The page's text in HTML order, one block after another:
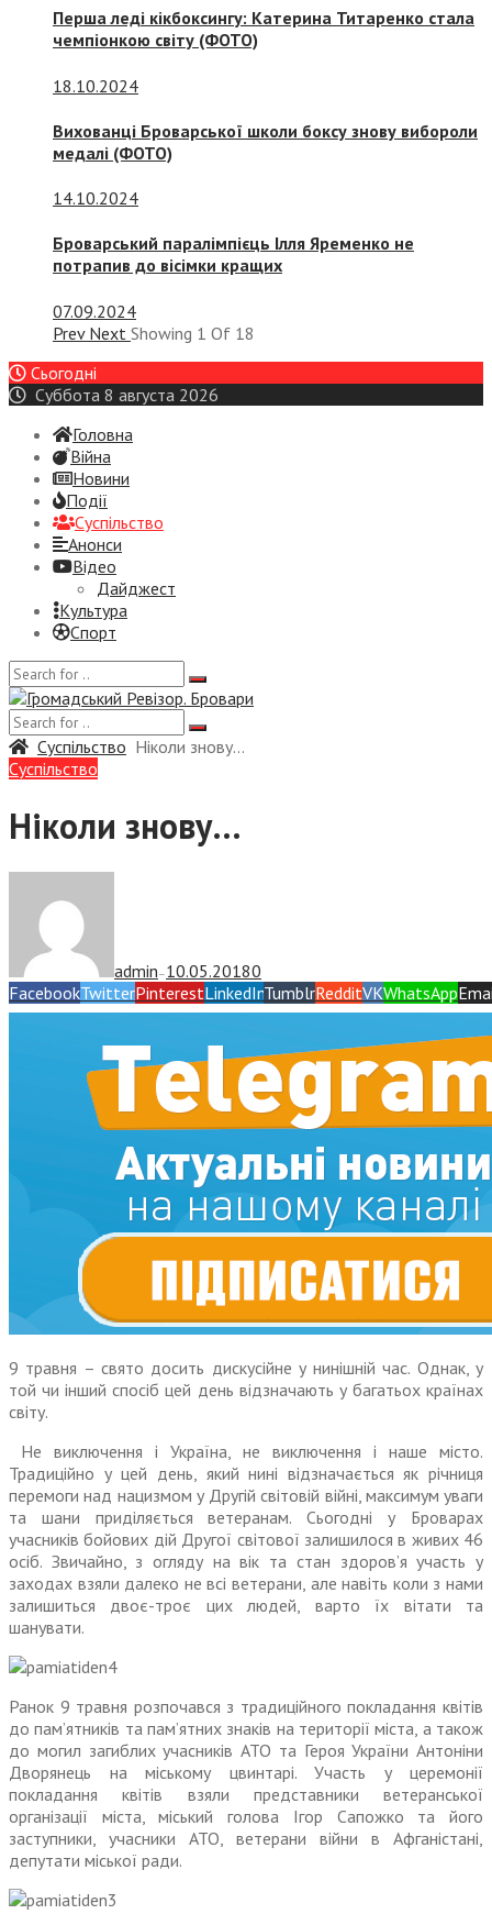
Перша леді кікбоксингу: Катерина Титаренко стала
чемпіонкою світу (ФОТО)
18.10.2024
Вихованці Броварської школи боксу знову вибороли
медалі (ФОТО)
14.10.2024
Броварський паралімпієць Ілля Яременко не
потрапив до вісімки кращих
07.09.2024
Prev Next Showing 1 Of 18
Сьогодні
Суббота 8 августа 2026
Головна
Війна
Новини
Події
Суспiльство
Анонси
Відео
Дайджест
Культура
Спорт
Суспiльство Ніколи знову…
Суспiльство
Ніколи знову…
admin — 10.05.20180
FacebookTwitterPinterestLinkedInTumblrRedditVKWhatsApp
9 травня – свято досить дискусійне у нинішній час. Однак, у
той чи інший спосіб цей день відзначають у багатьох країнах
світу.
Не виключення і Україна, не виключення і наше місто.
Традиційно у цей день, який нині відзначається як річниця
перемоги над нацизмом у Другій світовій війні, максимум уваги
та шани приділяється ветеранам. Сьогодні у Броварах
учасників бойових дій Другої світової залишилося в живих 46
осіб. Звичайно, з огляду на вік та стан здоров’я участь у
заходах взяли далеко не всі ветерани, але навіть коли з нами
залишиться двоє-троє цих людей, варто їх вітати та
шанувати.
Ранок 9 травня розпочався з традиційного покладання квітів
до пам’ятників та пам’ятних знаків на території міста, а також
до могил загиблих учасників АТО та Героя України Антоніни
Дворянець на міському цвинтарі. Участь у церемонії
покладання квітів взяли представники ветеранської
організації міста, міський голова Ігор Сапожко та його
заступники, учасники АТО, ветерани війни в Афганістані,
депутати міської ради.